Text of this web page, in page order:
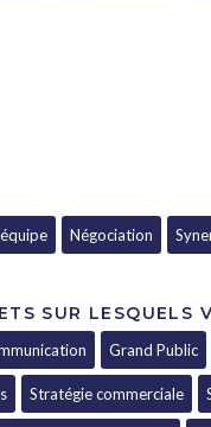
Négociation
SUR
Grand Public
Stratégie commerciale